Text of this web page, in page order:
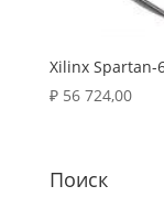
Xilinx Spartan-
₽56 724,00
Поиск